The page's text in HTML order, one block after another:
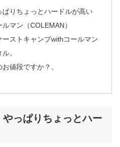
りちょっとハードルが高い
マン（COLEMAN）
ストキャンプwithコールマン
。
値段ですか？。
っぱりちょっとハー